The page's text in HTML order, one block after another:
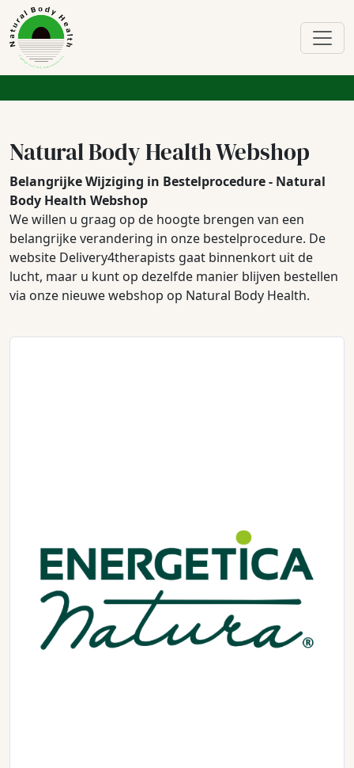
Natural Body Health Webshop
Belangrijke Wijziging in Bestelprocedure - Natural
Body Health Webshop
We willen u graag op de hoogte brengen van een
belangrijke verandering in onze bestelprocedure. De
website Delivery4therapists gaat binnenkort uit de
lucht, maar u kunt op dezelfde manier blijven bestellen
via onze nieuwe webshop op Natural Body Health.